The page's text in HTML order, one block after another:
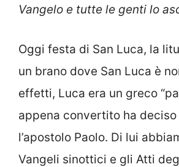
Vangelo e tutte le genti lo
Oggi festa di San Luca, la
un brano dove San Luca è
effetti, Luca era un greco
appena convertito ha
l’apostolo Paolo. Di lui
Vangeli sinottici e gli Atti